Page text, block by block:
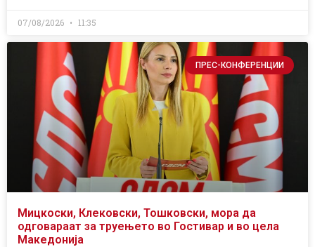
07/08/2026 11:35
ПРЕС-КОНФЕРЕНЦИИ
Мицкоски, Клековски, Тошковски, мора да
одговараат за труењето во Гостивар и во цела
Македонија